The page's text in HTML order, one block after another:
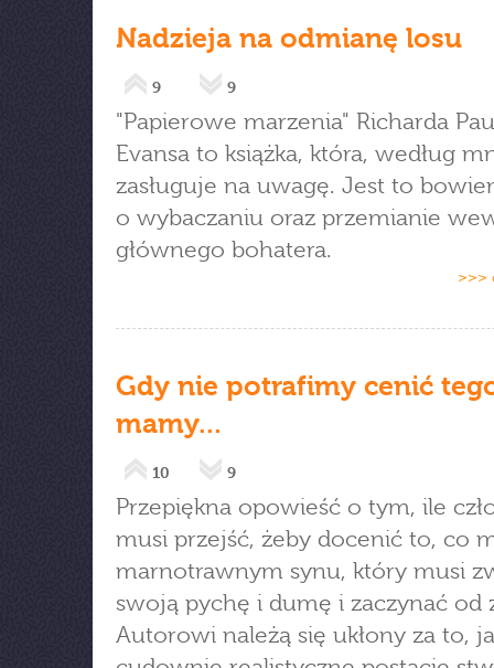
Nadzieja na odmianę losu
9 9
"Papierowe marzenia" Richarda
Evansa to książka, która, według
zasługuje na uwagę. Jest to
o wybaczaniu oraz przemianie
głównego bohatera.
>>>
Gdy nie potrafimy cenić
mamy...
10 9
Przepiękna opowieść o tym, ile
musi przejść, żeby docenić to, co
marnotrawnym synu, który musi
swoją pychę i dumę i zaczynać od
Autorowi należą się ukłony za to,